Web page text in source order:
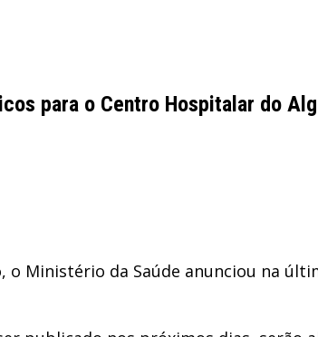
para o Centro Hospitalar do
o Ministério da Saúde anunciou na